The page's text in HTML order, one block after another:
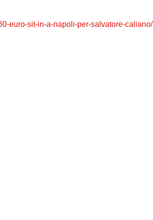
euro-sit-in-a-napoli-per-salvatore-caliano/